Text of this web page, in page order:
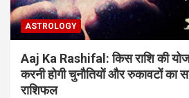
ASTROLOGY
Aaj Ka Rashifal: किस राशि की
करनी होगी चुनौतियों और रुकावटों का
राशिफल